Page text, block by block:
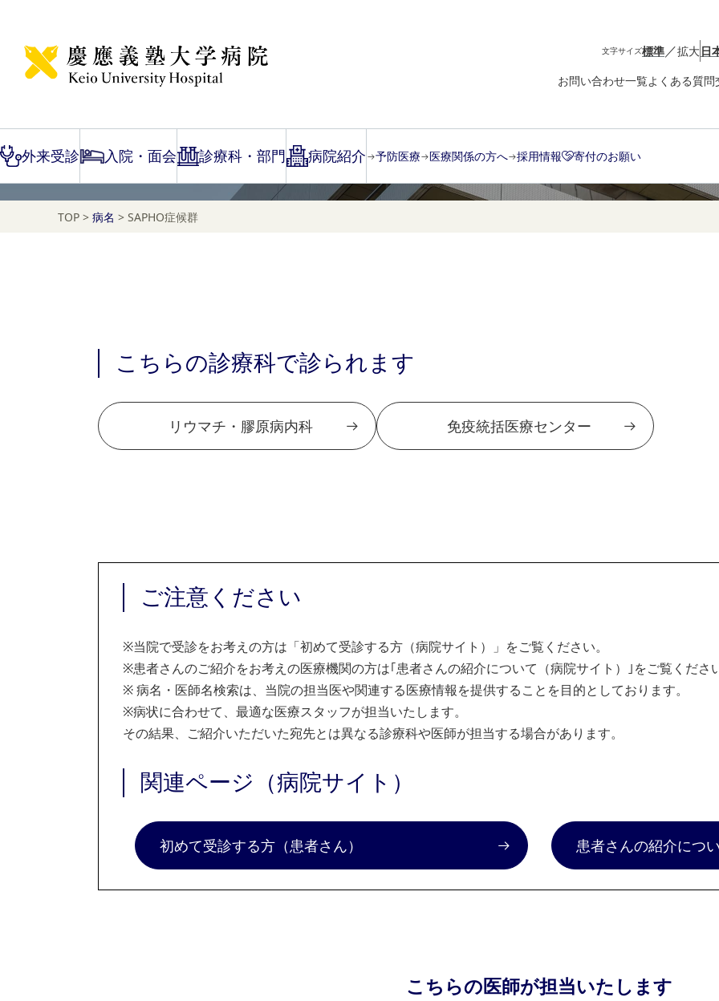
文字サイズ標準／拡大日
お問い合わせ一覧よくある質問
外来受診 入院・面会 診療科・部門 病院紹介 予防医療 医療関係の方へ 採用情報 寄付のお願い
Disease Name Search
TOP > 病名 > SAPHO症候群
こちらの診療科で診られます
リウマチ・膠原病内科 免疫統括医療センター
ご注意ください
※当院で受診をお考えの方は「初めて受診する方（病院サイト）」をご覧ください。
※患者さんのご紹介をお考えの医療機関の方は｢患者さんの紹介について（病院サイト）｣をご覧くださ
※病名・医師名検索は、当院の担当医や関連する医療情報を提供することを目的としております。
※病状に合わせて、最適な医療スタッフが担当いたします。
その結果、ご紹介いただいた宛先とは異なる診療科や医師が担当する場合があります。
関連ページ（病院サイト）
初めて受診する方（患者さん） 患者さんの紹介につ
こちらの医師が担当いたします